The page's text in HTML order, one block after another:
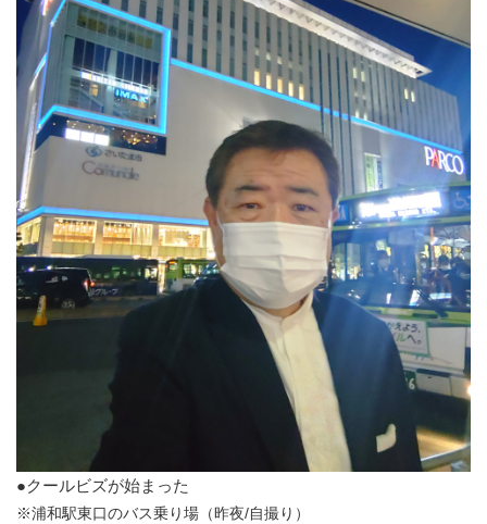
●クールビズが始まった
※浦和駅東口のバス乗り場（昨夜/自撮り）